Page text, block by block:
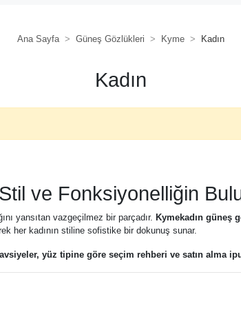
Ana Sayfa Güneş Gözlükleri Kyme Kadın
Kadın
ve Fonksiyonelliğin
yansıtan vazgeçilmez bir parçadır. Kymekadın güneş
her kadının stiline sofistike bir dokunuş sunar.
yüz tipine göre seçim rehberi ve satın alma